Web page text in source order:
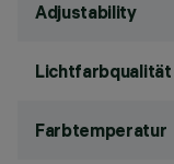
Adjustability
Lichtfarbqualität
Farbtemperatur